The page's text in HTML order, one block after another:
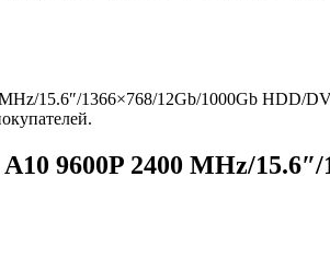
15.6″/1366×768/12Gb/1000Gb HDD/
9600P 2400 MHz/